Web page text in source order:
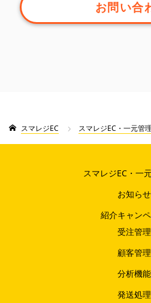
お問い合
スマレジEC スマレジEC・一元管理
スマレジEC・一
お知らせ
紹介キャン
受注管理
顧客管理
分析機能
発送処理